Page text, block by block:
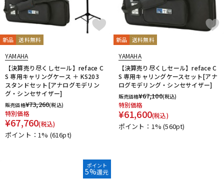
新品 送料無料
YAMAHA
【決算売り尽くしセール】reface C
S 専用キャリングケース ＋ KS203
スタンドセット[アナログモデリン
グ・シンセサイザー]
販売価格¥73,260(税込)
特別価格
¥67,760(税込)
ポイント：1% (616pt)
新品 送料無料
YAMAHA
【決算売り尽くしセール】reface C
S 専用キャリングケースセット[アナ
ログモデリング・シンセサイザー]
販売価格¥67,100(税込)
特別価格
¥61,600(税込)
ポイント：1%(560pt)
ポイント
5%還元